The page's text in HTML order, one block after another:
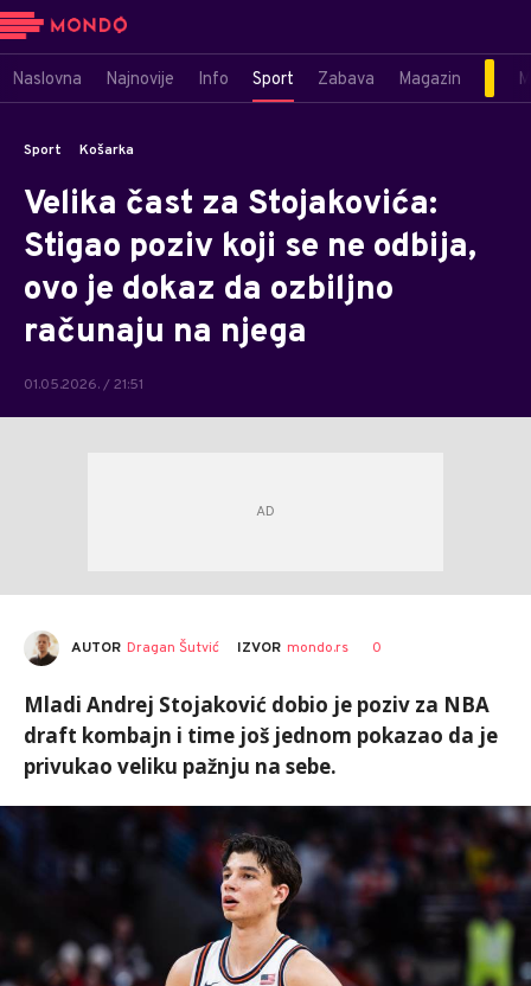
Naslovna Najnovije Info Sport Zabava Magazin
Sport Košarka
Velika čast za Stojakovića:
Stigao poziv koji se ne odbija,
ovo je dokaz da ozbiljno
računaju na njega
01.05.2026. / 21:51
AUTOR Dragan Šutvić IZVOR mondo.rs 0
Mladi Andrej Stojaković dobio je poziv za NBA
draft kombajn i time još jednom pokazao da je
privukao veliku pažnju na sebe.